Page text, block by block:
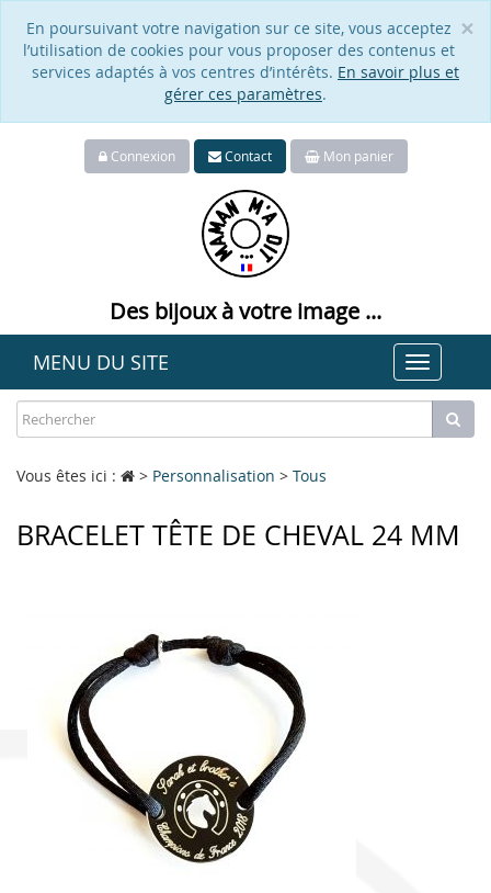
×
En poursuivant votre navigation sur ce site, vous acceptez
l’utilisation de cookies pour vous proposer des contenus et
services adaptés à vos centres d’intérêts. En savoir plus et
gérer ces paramètres.
Connexion Contact Mon panier
Des bijoux à votre image ...
MENU DU SITE
Toggle
Vous êtes ici : > Personnalisation > Tous
BRACELET TÊTE DE CHEVAL 24 MM